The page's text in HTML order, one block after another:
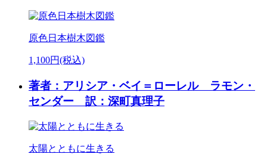
原色日本樹木図鑑
1,100円(税込)
著者：アリシア・ベイ＝ローレル ラモン・
センダー 訳：深町真理子
太陽とともに生きる